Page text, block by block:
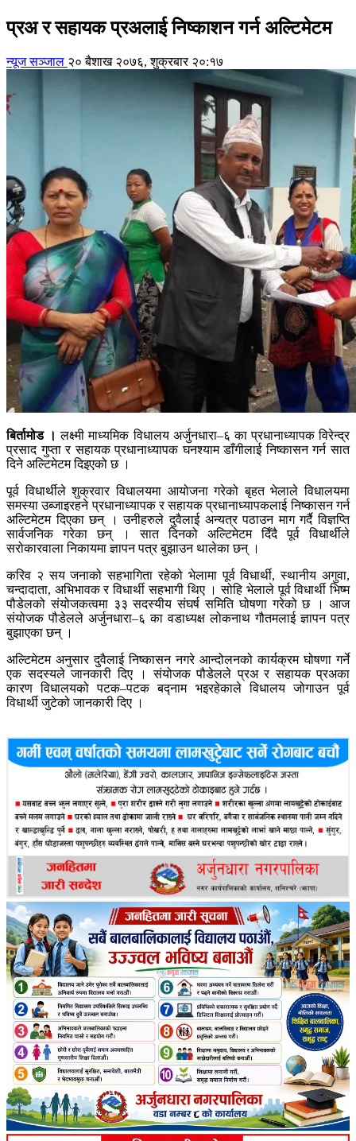
प्रअ र सहायक प्रअलाई निष्काशन गर्न अल्टिमेटम
न्यूज सञ्जाल २० बैशाख २०७६, शुक्रबार २०:१७
बिर्तामोड । लक्ष्मी माध्यमिक विधालय अर्जुनधारा–६ का प्रधानाध्यापक विरेन्द्र
प्रसाद गुप्ता र सहायक प्रधानाध्यापक घनश्याम डाँगीलाई निष्कासन गर्न सात
दिने अल्टिमेटम दिइएको छ ।
पूर्व विधार्थीले शुक्रवार विधालयमा आयोजना गरेको बृहत भेलाले विधालयमा
समस्या उब्जाइरहने प्रधानाध्यापक र सहायक प्रधानाध्यापकलाई निष्कासन गर्न
अल्टिमेटम दिएका छन् । उनीहरुले दुवैलाई अन्यत्र पठाउन माग गर्दै विज्ञप्ति
सार्वजनिक गरेका छन् । सात दिनको अल्टिमेटम दिँदै पूर्व विधार्थीले
सरोकारवाला निकायमा ज्ञापन पत्र बुझाउन थालेका छन् ।
करिव २ सय जनाको सहभागिता रहेको भेलामा पूर्व विधार्थी, स्थानीय अगुवा,
चन्दादाता, अभिभावक र विधार्थी सहभागी थिए । सोहि भेलाले पूर्व विधार्थी भिष्म
पौडेलको संयोजकत्वमा ३३ सदस्यीय संघर्ष समिति घोषणा गरेको छ । आज
संयोजक पौडेलले अर्जुनधारा–६ का वडाध्यक्ष लोकनाथ गौतमलाई ज्ञापन पत्र
बुझाएका छन् ।
अल्टिमेटम अनुसार दुवैलाई निष्कासन नगरे आन्दोलनको कार्यक्रम घोषणा गर्ने
एक सदस्यले जानकारी दिए । संयोजक पौडेलले प्रअ र सहायक प्रअका
कारण विधालयको पटक–पटक बद्नाम भइरहेकाले विधालय जोगाउन पूर्व
विधार्थी जुटेको जानकारी दिए ।